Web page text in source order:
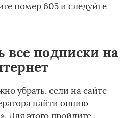
номер 605 и следуйте
все подписки на
убрать, если на сайте
найти опцию